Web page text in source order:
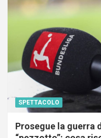
SPETTACOLO
Prosegue la guerra